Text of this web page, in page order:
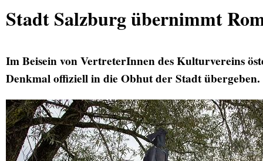
Stadt Salzburg übernimmt
Im Beisein von VertreterInnen des Kulturvereins
Denkmal offiziell in die Obhut der Stadt übergeben.